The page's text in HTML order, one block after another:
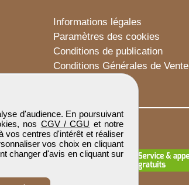
d'audience. En poursuivant
nos CGV / CGU et notre
centres d'intérêt et réaliser
vos choix en cliquant
changer d'avis en cliquant sur
Informations légales
Paramètres des cookies
Conditions de publication
Conditions Générales de Vente